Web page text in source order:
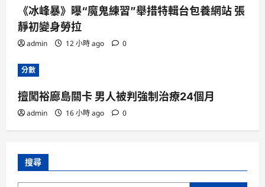
《冰峰暴》曝“魔鬼練習”舉措特輯台包養網站 張
靜初變身勞拉
admin 12 小時 ago 0
分數
擅闖裕廊島關卡 男人被判強制治療24個月
admin 16 小時 ago 0
搜尋